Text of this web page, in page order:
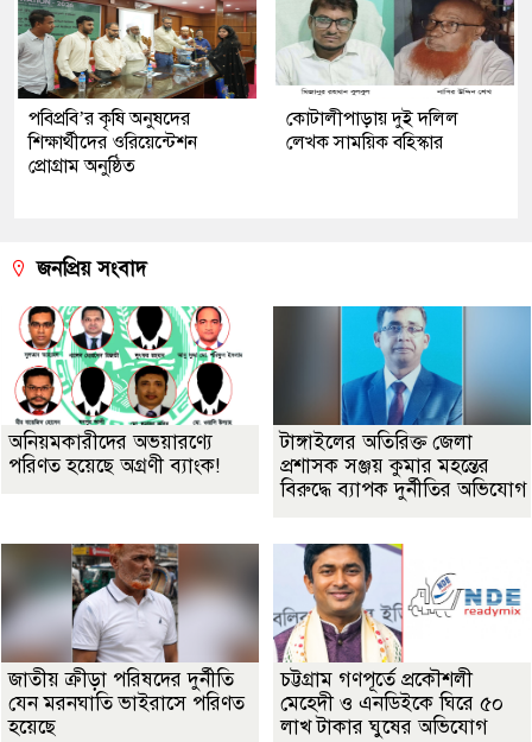
পবিপ্রবি’র কৃষি অনুষদের
শিক্ষার্থীদের ওরিয়েন্টেশন
প্রোগ্রাম অনুষ্ঠিত
কোটালীপাড়ায় দুই দলিল
লেখক সাময়িক বহিস্কার
জনপ্রিয় সংবাদ
অনিয়মকারীদের অভয়ারণ্যে
পরিণত হয়েছে অগ্রণী ব্যাংক!
টাঙ্গাইলের অতিরিক্ত জেলা
প্রশাসক সঞ্জয় কুমার মহন্তের
বিরুদ্ধে ব্যাপক দুর্নীতির অভিযোগ
জাতীয় ক্রীড়া পরিষদের দুর্নীতি
যেন মরনঘাতি ভাইরাসে পরিণত
হয়েছে
চট্টগ্রাম গণপূর্তে প্রকৌশলী
মেহেদী ও এনডিইকে ঘিরে ৫০
লাখ টাকার ঘুষের অভিযোগ